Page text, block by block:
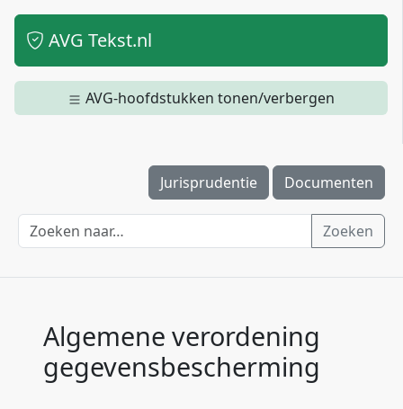
AVG Tekst.nl
AVG-hoofdstukken tonen/verbergen
Jurisprudentie Documenten
Zoeken
Algemene verordening
gegevensbescherming